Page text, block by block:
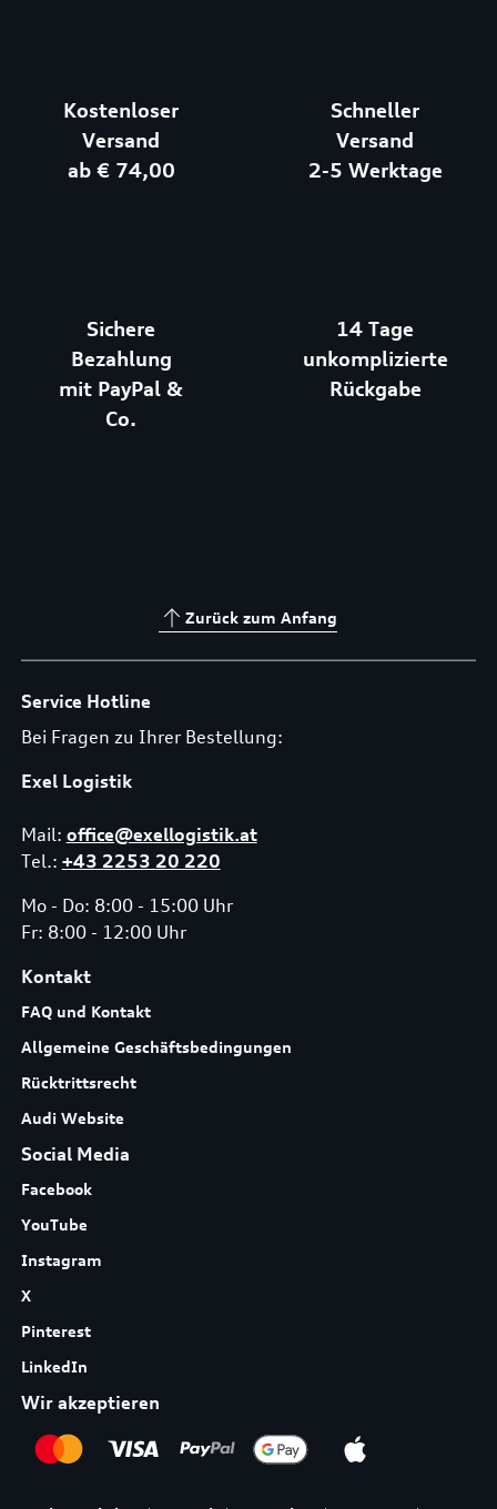
Kostenloser
Versand
ab € 74,00
Schneller
Versand
2-5 Werktage
Sichere
Bezahlung
mit PayPal &
Co.
14 Tage
unkomplizierte
Rückgabe
Zurück zum Anfang
Service Hotline
Bei Fragen zu Ihrer Bestellung:
Exel Logistik
Mail: office@exellogistik.at
Tel.: +43 2253 20 220
Mo - Do: 8:00 - 15:00 Uhr
Fr: 8:00 - 12:00 Uhr
Kontakt
FAQ und Kontakt
Allgemeine Geschäftsbedingungen
Rücktrittsrecht
Audi Website
Social Media
Facebook
YouTube
Instagram
X
Pinterest
LinkedIn
Wir akzeptieren